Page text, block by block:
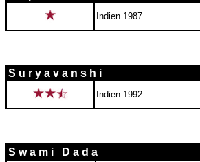
Indien 1987
S u r y a v a n s h i
Indien 1992
S w a m i D a d a